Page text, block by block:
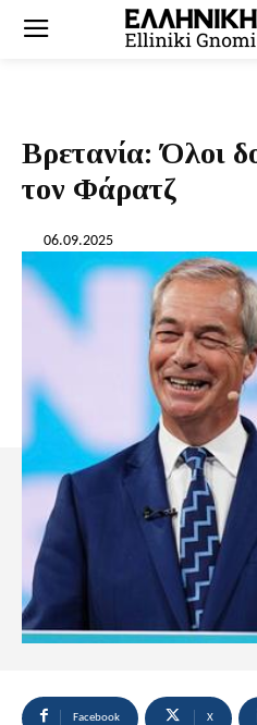
Βρετανία: Όλοι
τον Φάρατζ
06.09.2025
Facebook X